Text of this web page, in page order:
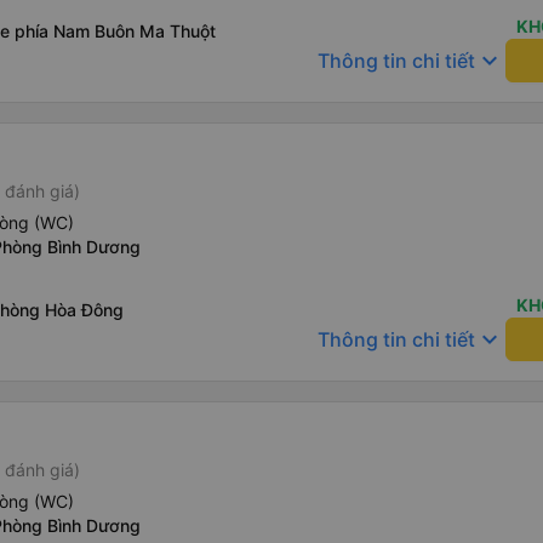
phía Nam Buôn Ma Thuột
Thông tin chi tiết keyboard_arrow_down
đánh giá)
(WC)
Bình Dương
Hòa Đông
Thông tin chi tiết keyboard_arrow_down
đánh giá)
(WC)
Bình Dương